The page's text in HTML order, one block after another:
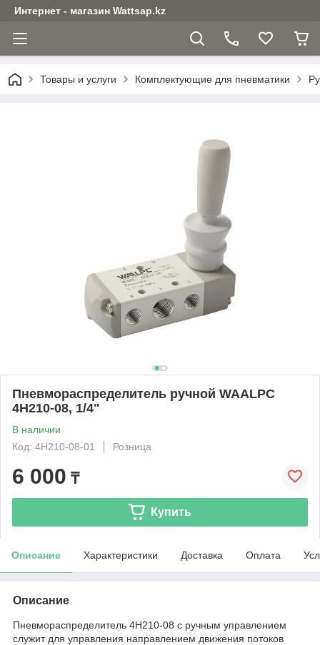
Интернет - магазин Wattsap.kz
Товары и услуги Комплектующие для пневматики
Пневмораспределитель ручной WAALPC
4H210-08, 1/4"
В наличии
Код: 4H210-08-01
Розница
6 000 ₸
Купить
Описание Характеристики Доставка Оплата
Описание
Пневмораспределитель 4H210-08 с ручным управлением
служит для управления направлением движения потоков